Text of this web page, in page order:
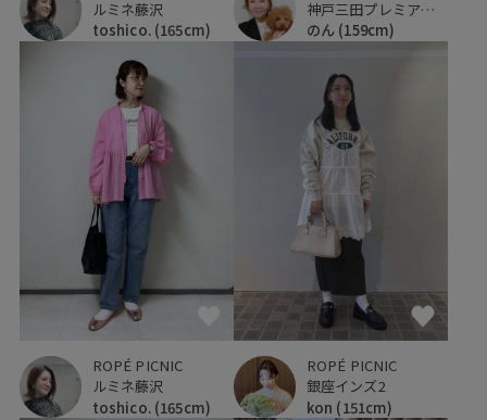
ルミネ藤沢
toshico. (165cm)
神戸三田プレミアム・アウトレット
のん (159cm)
ROPÉ PICNIC
ルミネ藤沢
toshico. (165cm)
ROPÉ PICNIC
銀座インズ2
kon (151cm)